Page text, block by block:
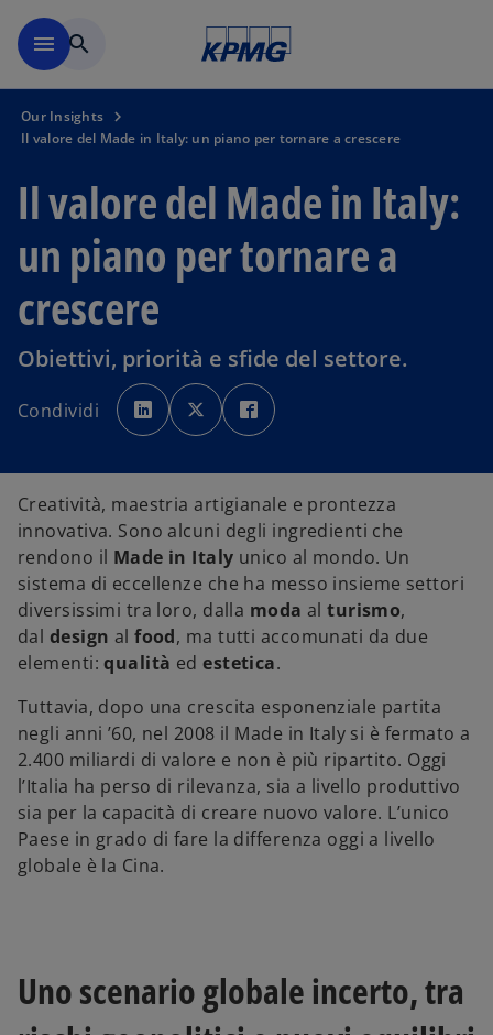
menu search
Our Insights
Il valore del Made in Italy: un piano per tornare a crescere
Il valore del Made in Italy:
un piano per tornare a
crescere
Obiettivi, priorità e sfide del settore.
Condividi i
a
p
u
n
n
u
o
a
c
h
e
a
i
a
p
u
n
a
n
u
o
v
a
s
c
e
a
i
a
u
n
a
n
o
a
c
e
a
Creatività, maestria artigianale e prontezza
innovativa. Sono alcuni degli ingredienti che
rendono il Made in Italy unico al mondo. Un
sistema di eccellenze che ha messo insieme settori
diversissimi tra loro, dalla moda alturismo,
dal design alfood, ma tutti accomunati da due
elementi:qualità edestetica.
Tuttavia, dopo una crescita esponenziale partita
negli anni ’60, nel 2008 il Made in Italy si è fermato a
2.400 miliardi di valore e non è più ripartito. Oggi
l’Italia ha perso di rilevanza, sia a livello produttivo
sia per la capacità di creare nuovo valore. L’unico
Paese in grado di fare la differenza oggi a livello
globale è la Cina.
Uno scenario globale incerto, tra